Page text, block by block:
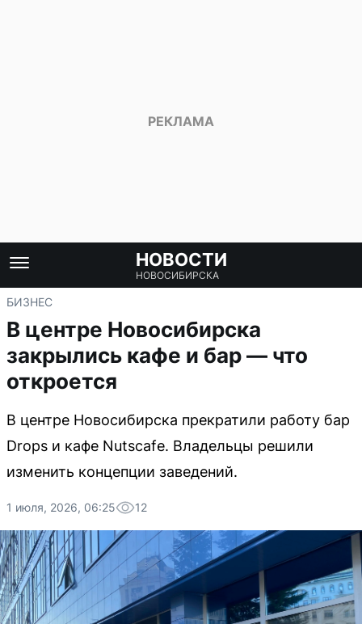
НОВОСТИ
НОВОСИБИРСКА
БИЗНЕС
В центре Новосибирска
закрылись кафе и бар — что
откроется
В центре Новосибирска прекратили работу бар
Drops и кафе Nutscafe. Владельцы решили
изменить концепции заведений.
1 июля, 2026, 06:25 12